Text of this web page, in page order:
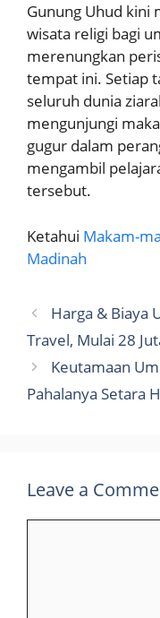
Gunung Uhud kini
wisata religi bagi
merenungkan
tempat ini. Setiap
seluruh dunia
mengunjungi
gugur dalam
mengambil
tersebut.
Ketahui Makam-
Madinah
Harga & Biaya
Travel, Mulai 28
Keutamaan
Pahalanya Setara
Leave a